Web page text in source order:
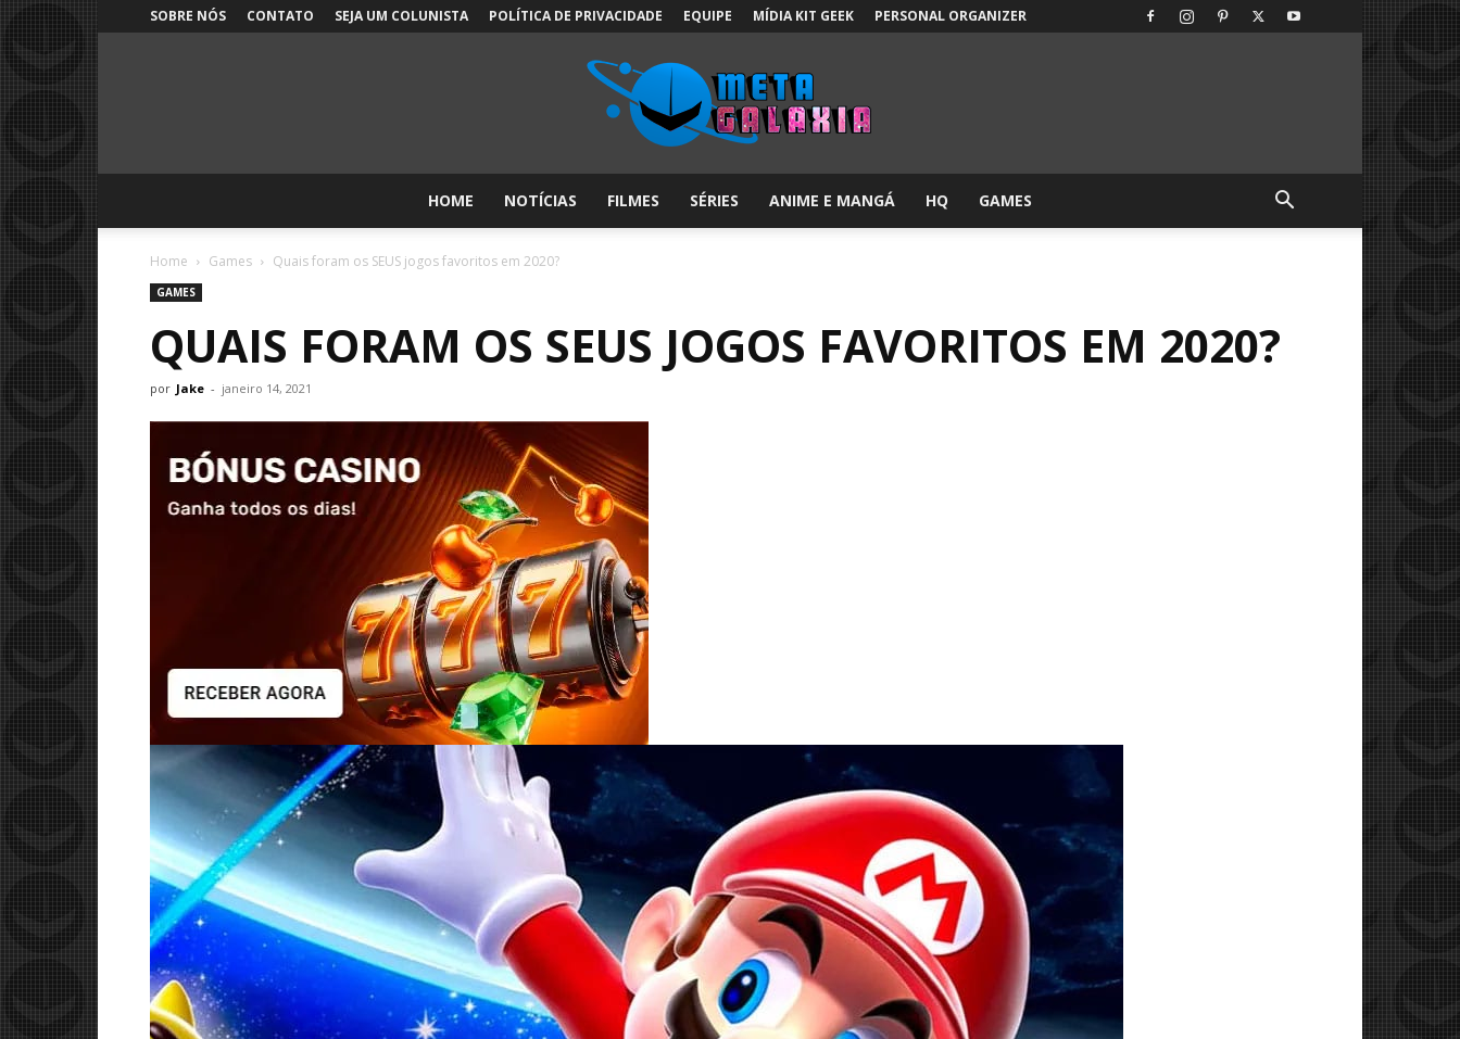
SOBRE NÓS CONTATO SEJA UM COLUNISTA POLÍTICA DE PRIVACIDADE EQUIPE MÍDIA KIT GEEK PERSONAL ORGANIZER
Galáxia:
sobre
HOME NOTÍCIAS FILMES SÉRIES ANIME E MANGÁ HQ GAMES
Home Games Quais foram os SEUS jogos favoritos em 2020?
GAMES
QUAIS FORAM OS SEUS JOGOS FAVORITOS EM 2020?
por Jake - janeiro 14, 2021